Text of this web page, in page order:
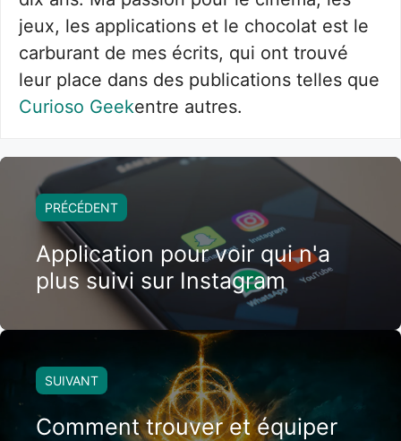
jeux, les applications et le chocolat est le
carburant de mes écrits, qui ont trouvé
leur place dans des publications telles que
Curioso Geekentre autres.
PRÉCÉDENT
Application pour voir qui n'a
plus suivi sur Instagram
SUIVANT
Comment trouver et équiper